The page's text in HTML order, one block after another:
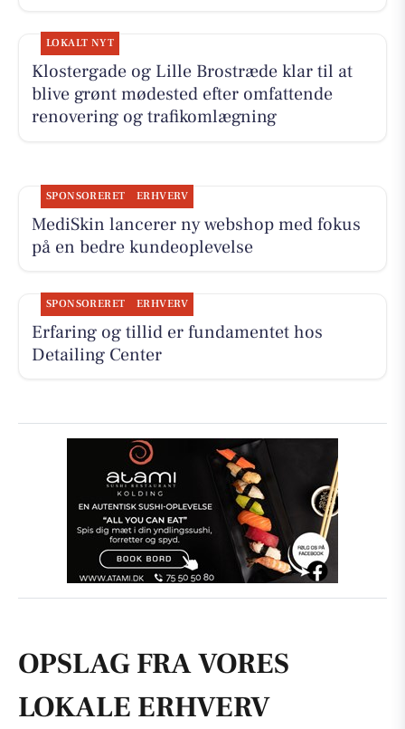
LOKALT NYT
Klostergade og Lille Brostræde klar til at
blive grønt mødested efter omfattende
renovering og trafikomlægning
SPONSORERET ERHVERV
MediSkin lancerer ny webshop med fokus
på en bedre kundeoplevelse
SPONSORERET ERHVERV
Erfaring og tillid er fundamentet hos
Detailing Center
OPSLAG FRA VORES
LOKALE ERHVERV